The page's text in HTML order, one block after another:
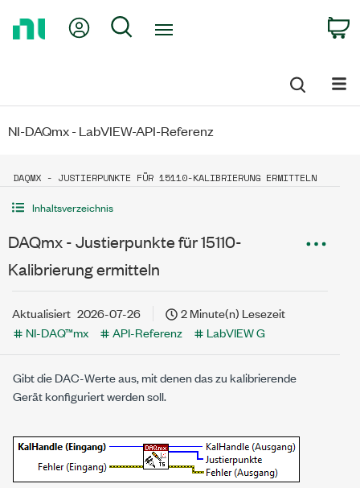
My Account
Search
NI-DAQmx - LabVIEW-API-Referenz
DAQMX - JUSTIERPUNKTE FÜR 15110-KALIBRIERUNG ERMITTELN
Inhaltsverzeichnis
DAQmx - Justierpunkte für 15110-
Kalibrierung ermitteln
Aktualisiert 2026-07-26
2 Minute(n) Lesezeit
NI-DAQ™mx
API-Referenz LabVIEW G
Gibt die DAC-Werte aus, mit denen das zu kalibrierende
Gerät konfiguriert werden soll.